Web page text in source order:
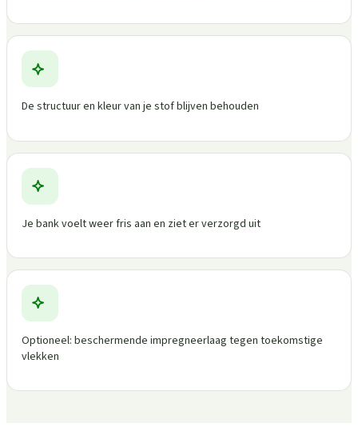
De structuur en kleur van je stof blijven behouden
Je bank voelt weer fris aan en ziet er verzorgd uit
Optioneel: beschermende impregneerlaag tegen toekomstige
vlekken